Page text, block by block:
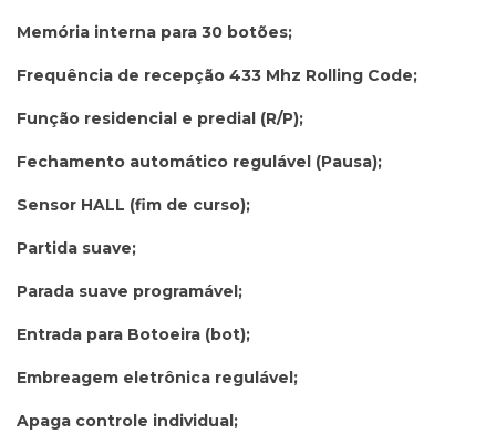
Memória interna para 30 botões;
Frequência de recepção 433 Mhz Rolling Code;
Função residencial e predial (R/P);
Fechamento automático regulável (Pausa);
Sensor HALL (fim de curso);
Partida suave;
Parada suave programável;
Entrada para Botoeira (bot);
Embreagem eletrônica regulável;
Apaga controle individual;